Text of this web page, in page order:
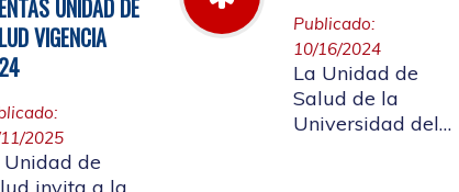
Adicional
aprobado según
acuerdo CDS 001
de 2025.
UNIDAD DE
VIGENCIA
2025
Unidad de
Publicado:
10/16/2024
La Unidad de
Salud de la
Universidad del